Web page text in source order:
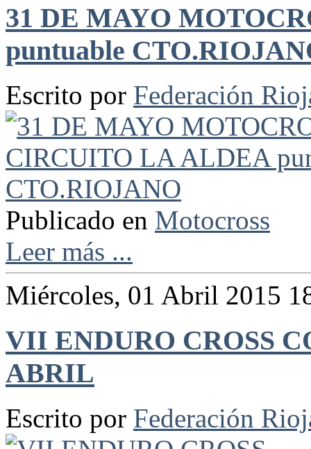
31 DE MAYO
puntuable
Escrito por Federación
Publicado en Motocross
Leer más ...
Miércoles, 01 Abril 2015
VII ENDURO CROSS
ABRIL
Escrito por Federación